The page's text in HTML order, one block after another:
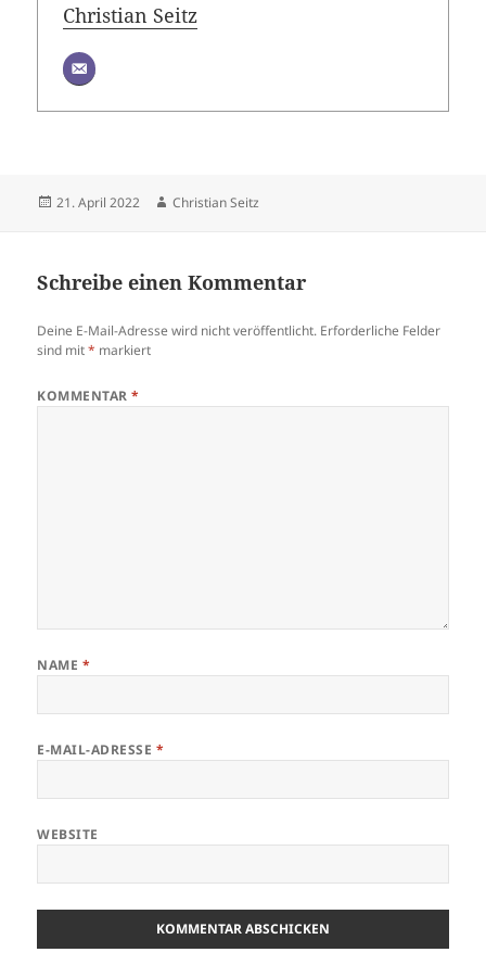
Christian Seitz
Veröffentlicht
21. April 2022 Autor
Christian Seitz
Schreibe einen Kommentar
Deine E-Mail-Adresse wird nicht veröffentlicht. Erforderliche Felder
sind mit* markiert
KOMMENTAR*
NAME *
E-MAIL-ADRESSE *
WEBSITE